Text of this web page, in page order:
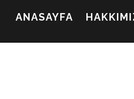
ANASAYFA